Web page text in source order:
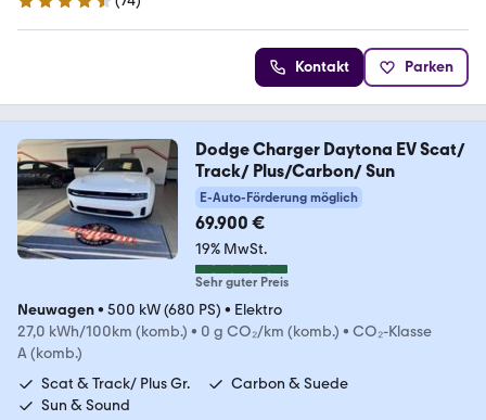
4.4 Sterne
Kontakt Parken
Dodge Charger Daytona EV Scat/
Track/ Plus/Carbon/ Sun
E-Auto-Förderung möglich
69.900 €
19% MwSt.
Sehr guter Preis
Neuwagen• 500 kW (680 PS) • Elektro
27,0 kWh/100km (komb.) • 0 g CO₂/km (komb.) • CO₂-Klasse
A (komb.)
Scat & Track/ Plus Gr.
Carbon & Suede
Sun & Sound